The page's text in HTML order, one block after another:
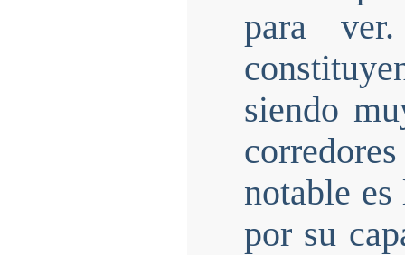
para
siendo
notable
por su